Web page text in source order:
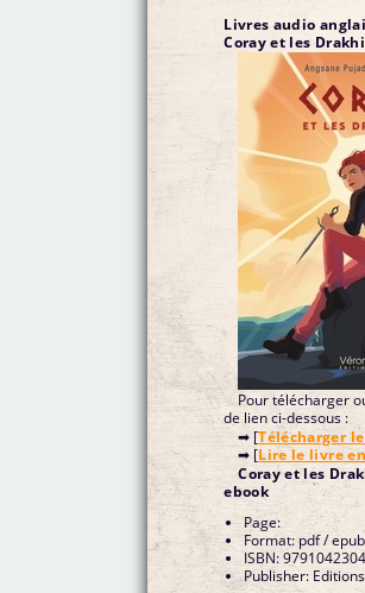
Livres audio
Coray et les
Pour télécharger
de lien ci-dessous :
➡ [Télécharger
➡ [Lire le livre
Coray et les
ebook
Page:
Format: pdf /
ISBN:
Publisher: